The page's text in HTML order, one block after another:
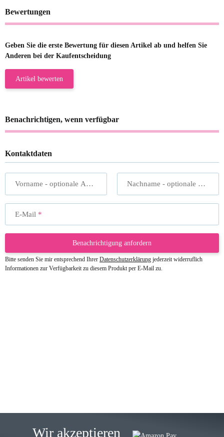
Bewertungen
Geben Sie die erste Bewertung für diesen Artikel ab und helfen Sie
Anderen bei der Kaufentscheidung
Artikel bewerten
Benachrichtigen, wenn verfügbar
Kontaktdaten
Vorname - optionale Angabe Nachname - optionale Angabe
E-Mail
Benachrichtigung anfordern
Bitte senden Sie mir entsprechend Ihrer Datenschutzerklärung jederzeit widerruflich
Informationen zur Verfügbarkeit zu diesem Produkt per E-Mail zu.
Wir akzeptieren